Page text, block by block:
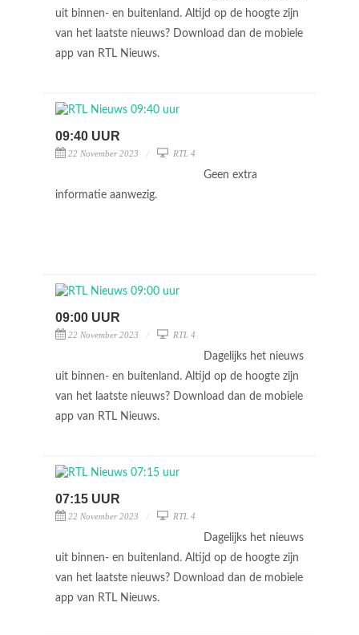
uit binnen- en buitenland. Altijd op de hoogte zijn
van het laatste nieuws? Download dan de mobiele
app van RTL Nieuws.
09:40 UUR
22 November 2023 RTL 4
Geen extra
informatie aanwezig.
09:00 UUR
22 November 2023 RTL 4
Dagelijks het nieuws
uit binnen- en buitenland. Altijd op de hoogte zijn
van het laatste nieuws? Download dan de mobiele
app van RTL Nieuws.
07:15 UUR
22 November 2023 RTL 4
Dagelijks het nieuws
uit binnen- en buitenland. Altijd op de hoogte zijn
van het laatste nieuws? Download dan de mobiele
app van RTL Nieuws.